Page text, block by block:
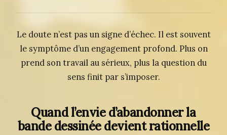
Le doute n’est pas un signe d’échec. Il est souvent
le symptôme d’un engagement profond. Plus on
prend son travail au sérieux, plus la question du
sens finit par s’imposer.
Quand l’envie d’abandonner la
bande dessinée devient rationnelle